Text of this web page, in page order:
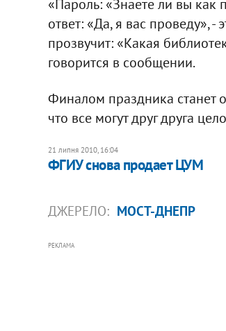
«Пароль: «Знаете ли вы как
ответ: «Да, я вас проведу»,
прозвучит: «Какая
говорится в сообщении.
Финалом праздника станет
что все могут друг друга
21 липня 2010, 16:04
ФГИУ снова продает ЦУМ
ДЖЕРЕЛО: МОСТ-ДНЕПР
РЕКЛАМА